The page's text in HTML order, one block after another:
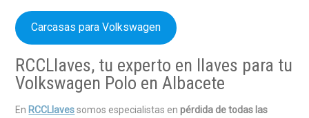
Carcasas para Volkswagen
RCCLlaves, tu experto en llaves para tu
Volkswagen Polo en Albacete
En RCCLlavessomos especialistas enpérdida de todas las